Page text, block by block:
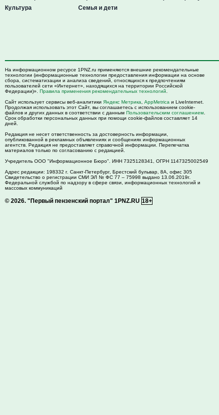
Культура
Семья и дети
На информационном ресурсе 1PNZ.ru применяются внешние рекомендательные
технологии (информационные технологии предоставления информации на основе
сбора, систематизации и анализа сведений, относящихся к предпочтениям
пользователей сети «Интернет», находящихся на территории Российской
Федерации)». Правила применения рекомендательных технологий
Сайт использует сервисы веб-аналитики Яндекс Метрика AppMetrica и LiveInternet.
Продолжая использовать этот Сайт, вы соглашаетесь с использованием cookie-
файлов и других данных в соответствии с данным Пользовательским соглашением
Срок обработки персональных данных при помощи cookie-файлов составляет 14
дней.
Редакция не несет ответственность за достоверность информации,
опубликованной в рекламных объявлениях и сообщениях информационных
агентств. Редакция не предоставляет справочной информации. Перепечатка
материалов только по согласованию с редакцией.
Учредитель ООО "Информационное Бюро". ИНН 7325128341, ОГРН 1147325002549
Адрес редакции: 198332 г. Санкт-Петербург, Брестский бульвар, 8А, офис 305
Свидетельство о регистрации СМИ ЭЛ № ФС 77 – 75998 выдано 13.06.2019г.
Федеральной службой по надзору в сфере связи, информационных технологий и
массовых коммуникаций
© 2026. "Первый пензенский портал" 1PNZ.RU 18+